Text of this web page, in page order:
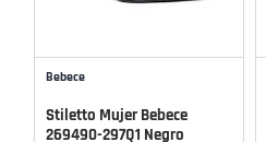
Bebece
Stiletto Mujer Bebece
269490-297Q1 Negro